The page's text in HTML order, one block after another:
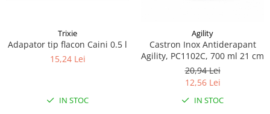
Trixie
Adapator tip flacon Caini 0.5 l
15,24 Lei
IN STOC
Agility
Castron Inox Antiderapant
Agility, PC1102C, 700 ml 21 cm
20,94 Lei
12,56 Lei
IN STOC